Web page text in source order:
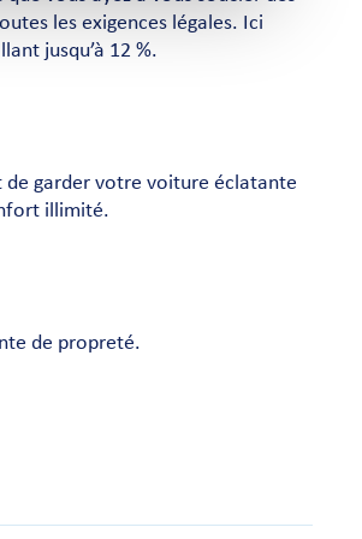
les exigences légales. Ici
jusqu’à 12 %.
de garder votre voiture éclatante
illimité.
de propreté.